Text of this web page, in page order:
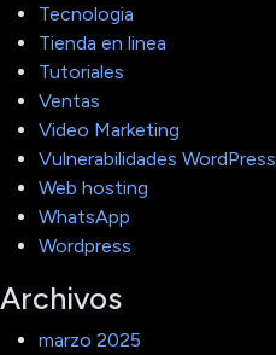
Tecnologia
Tienda en linea
Tutoriales
Ventas
Video Marketing
Vulnerabilidades WordPress
Web hosting
WhatsApp
Wordpress
Archivos
marzo 2025